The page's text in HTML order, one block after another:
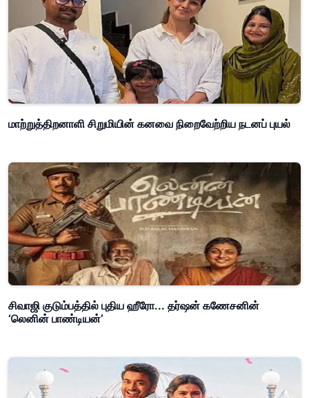
மாற்றுத்திறனாளி சிறுமியின் கனவை நிறைவேற்றிய நடனப் புயல்
சிவாஜி குடும்பத்தில் புதிய ஹீரோ... தர்ஷன் கணேசனின்
‘லெனின் பாண்டியன்’